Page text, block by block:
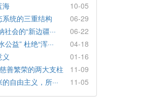
海
10-05
系统的三重结构
06-29
会的“新边疆···
06-22
益” 杜绝“浑···
04-18
义
01-16
善繁荣的两大支柱
11-09
自由主义，所···
11-05